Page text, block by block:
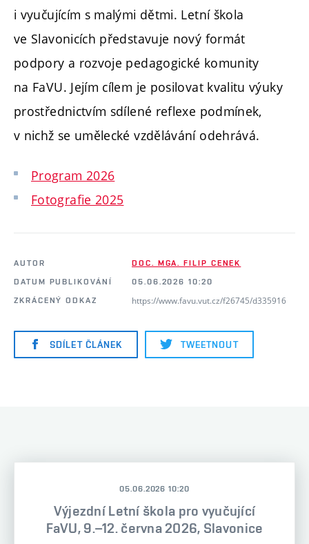
i vyučujícím s malými dětmi. Letní škola
ve Slavonicích představuje nový formát
podpory a rozvoje pedagogické komunity
na FaVU. Jejím cílem je posilovat kvalitu výuky
prostřednictvím sdílené reflexe podmínek,
v nichž se umělecké vzdělávání odehrává.
Program 2026
Fotografie 2025
AUTOR
DOC. MGA. FILIP CENEK
DATUM PUBLIKOVÁNÍ
05.06.2026 10:20
ZKRÁCENÝ ODKAZ
https://www.favu.vut.cz/f26745/d335916
SDÍLET ČLÁNEK TWEETNOUT
05.06.2026 10:20
Výjezdní Letní škola pro vyučující
FaVU, 9.–12. června 2026, Slavonice